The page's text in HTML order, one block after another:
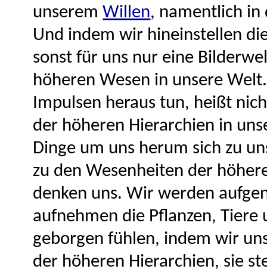
unseremWillen, namentlich
Und indem wir hineinstellen
sonst für uns nur eine
höheren Wesen in unsere
Impulsen heraus tun, heißt
der höheren Hierarchien in
Dinge um uns herum sich zu
zu den Wesenheiten der
denken uns. Wir werden
aufnehmen die Pflanzen,
geborgen fühlen, indem wir
der höheren Hierarchien, sie